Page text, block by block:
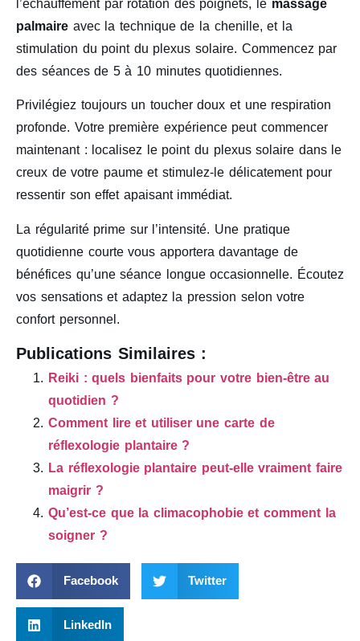
l’échauffement par rotation des poignets, le massage
palmaire avec la technique de la chenille, et la
stimulation du point du plexus solaire. Commencez par
des séances de 5 à 10 minutes quotidiennes.
Privilégiez toujours un toucher doux et une respiration
profonde. Votre première expérience peut commencer
maintenant : localisez le point du plexus solaire dans le
creux de votre paume et stimulez-le délicatement pour
ressentir son effet apaisant immédiat.
La régularité prime sur l’intensité. Une pratique
quotidienne courte vous apportera davantage de
bénéfices qu’une séance longue occasionnelle. Écoutez
vos sensations et adaptez la pression selon votre
confort personnel.
Publications Similaires :
Reiki : quels bienfaits pour votre bien-être au
quotidien ?
Comment lire et utiliser une carte de
réflexologie plantaire ?
La réflexologie plantaire peut-elle vraiment faire
maigrir ?
Qu’est-ce que la climacophobie et comment la
soigner ?
Facebook Twitter
LinkedIn